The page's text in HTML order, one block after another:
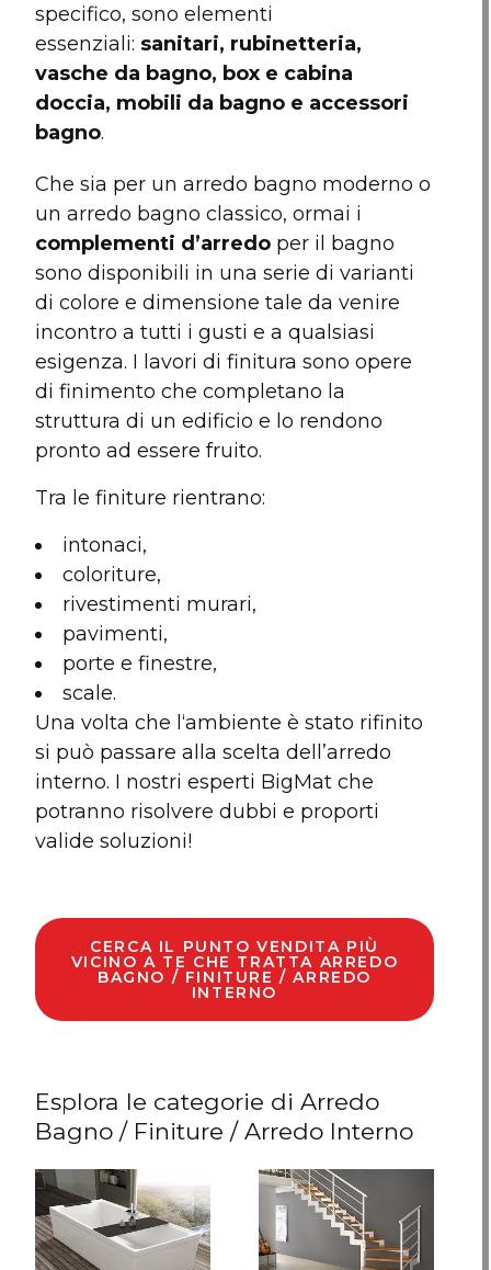
specifico, sono elementi
essenziali: sanitari, rubinetteria,
vasche da bagno, box e cabina
doccia, mobili da bagno e accessori
bagno.
Che sia per un arredo bagno moderno o
un arredo bagno classico, ormai i
complementi d’arredo per il bagno
sono disponibili in una serie di varianti
di colore e dimensione tale da venire
incontro a tutti i gusti e a qualsiasi
esigenza. I lavori di finitura sono opere
di finimento che completano la
struttura di un edificio e lo rendono
pronto ad essere fruito.
Tra le finiture rientrano:
intonaci,
coloriture,
rivestimenti murari,
pavimenti,
porte e finestre,
scale.
Una volta che l‘ambiente è stato rifinito
si può passare alla scelta dell’arredo
interno. I nostri esperti BigMat che
potranno risolvere dubbi e proporti
valide soluzioni!
CERCA IL PUNTO VENDITA PIÙ
VICINO A TE CHE TRATTA ARREDO
BAGNO / FINITURE / ARREDO
INTERNO
Esplora le categorie di Arredo
Bagno / Finiture / Arredo Interno